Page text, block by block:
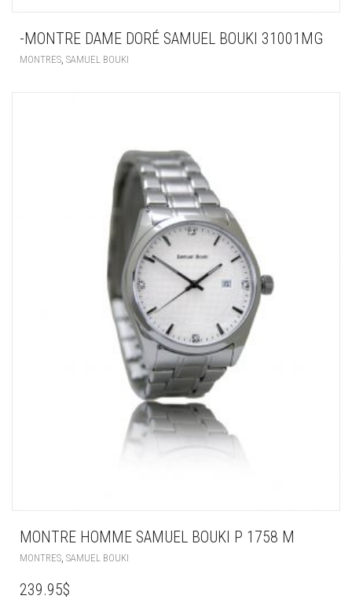
-MONTRE DAME DORÉ SAMUEL BOUKI 31001MG
MONTRES, SAMUEL BOUKI
MONTRE HOMME SAMUEL BOUKI P 1758 M
MONTRES SAMUEL BOUKI
239.95$